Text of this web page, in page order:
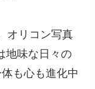
オリコン写真
地味な日々の
も心も進化中